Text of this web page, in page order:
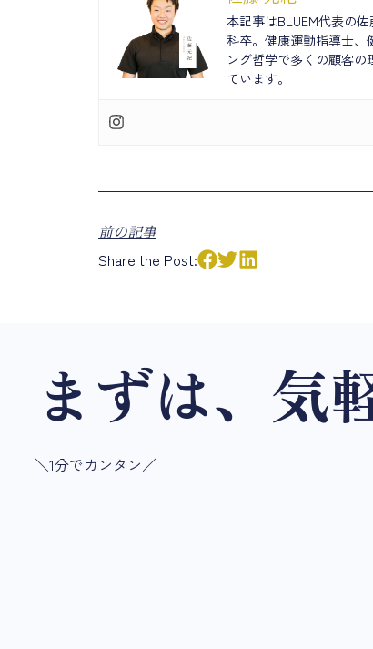
本記事はBLUEM代表の
科卒。健康運動指導士、
ング哲学で多くの顧客
ています。
前の記事
Share the Post:
まずは、気
＼1分でカンタン／